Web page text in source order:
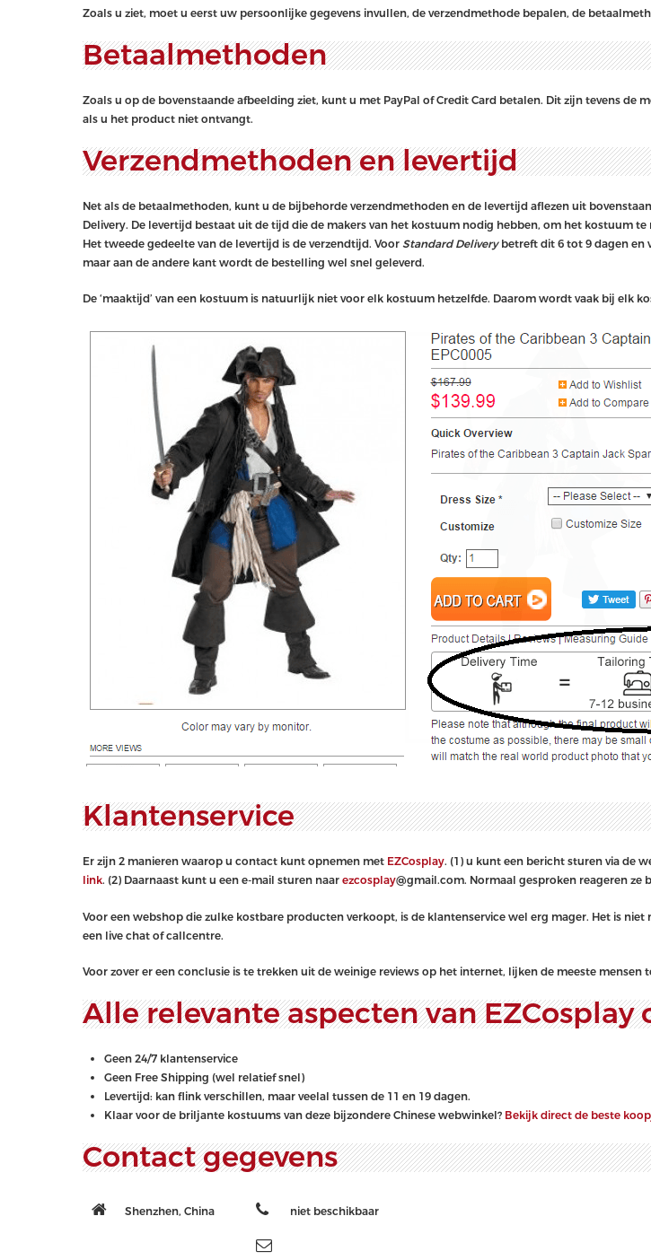
Zoals u ziet, moet u eerst uw persoonlijke gegevens invullen, de verzendmethode bepalen, de
Betaalmethoden
Zoals u op de bovenstaande afbeelding ziet, kunt u met PayPal of Credit Card betalen. Dit zijn tevens
als u het product niet ontvangt.
Verzendmethoden en levertijd
Net als de betaalmethoden, kunt u de bijbehorde verzendmethoden en de levertijd aflezen uit
Delivery. De levertijd bestaat uit de tijd die de makers van het kostuum nodig hebben, om het kostuum
Het tweede gedeelte van de levertijd is de verzendtijd. VoorStandard Deliverybetreft dit 6 tot 9 dagen en
maar aan de andere kant wordt de bestelling wel snel geleverd.
De ‘maaktijd’ van een kostuum is natuurlijk niet voor elk kostuum hetzelfde. Daarom wordt vaak bij elk
Klantenservice
Er zijn 2 manieren waarop u contact kunt opnemen met EZCosplay. (1) u kunt een bericht sturen via de
link. (2) Daarnaast kunt u een e-mail sturen naarezcosplay@gmail.com. Normaal gesproken reageren ze
Voor een webshop die zulke kostbare producten verkoopt, is de klantenservice wel erg mager. Het is
een live chat of callcentre.
Voor zover er een conclusie is te trekken uit de weinige reviews op het internet, lijken de meeste
Alle relevante aspecten van EZCosplay
Geen 24/7 klantenservice
Geen Free Shipping (wel relatief snel)
Levertijd: kan flink verschillen, maar veelal tussen de 11 en 19 dagen.
Klaar voor de briljante kostuums van deze bijzondere Chinese webwinkel? Bekijk direct de beste
Contact gegevens
Shenzhen, China niet beschikbaar